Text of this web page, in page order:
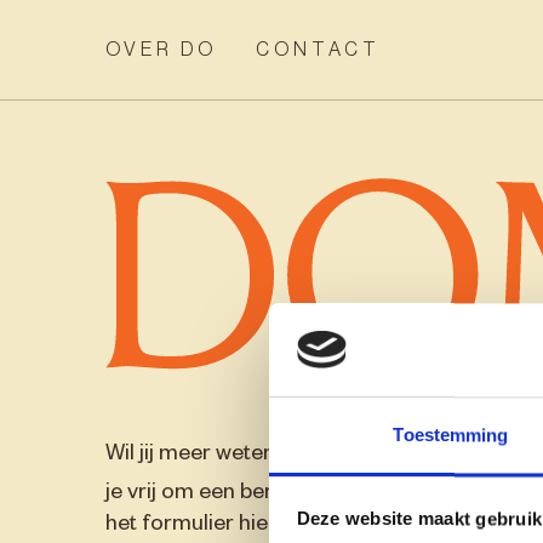
Toestemming
Deze website maakt
OVER DO CONTACT
Wil jij meer weten over Dominique of heb je
je vrij om een bericht te sturen naar
het formulier hieronder in te vullen. Ook als